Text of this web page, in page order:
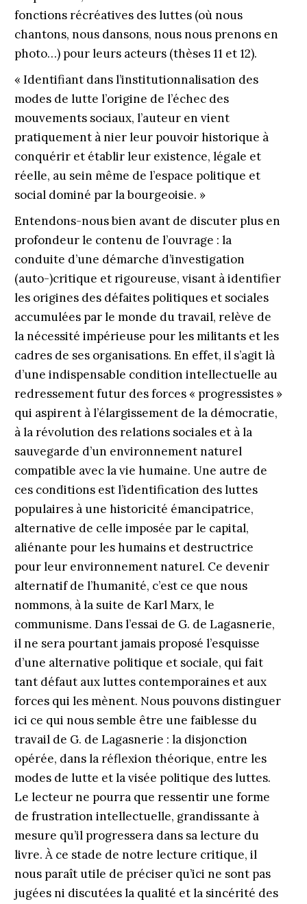
fonctions récréatives des luttes (où nous
chantons, nous dansons, nous nous prenons en
photo…) pour leurs acteurs (thèses 11 et 12).
« Identifiant dans l’institutionnalisation des
modes de lutte l’origine de l’échec des
mouvements sociaux, l’auteur en vient
pratiquement à nier leur pouvoir historique à
conquérir et établir leur existence, légale et
réelle, au sein même de l’espace politique et
social dominé par la bourgeoisie. »
Entendons-nous bien avant de discuter plus en
profondeur le contenu de l’ouvrage : la
conduite d’une démarche d’investigation
(auto-)critique et rigoureuse, visant à identifier
les origines des défaites politiques et sociales
accumulées par le monde du travail, relève de
la nécessité impérieuse pour les militants et les
cadres de ses organisations. En effet, il s’agit là
d’une indispensable condition intellectuelle au
redressement futur des forces « progressistes »
qui aspirent à l’élargissement de la démocratie,
à la révolution des relations sociales et à la
sauvegarde d’un environnement naturel
compatible avec la vie humaine. Une autre de
ces conditions est l’identification des luttes
populaires à une historicité émancipatrice,
alternative de celle imposée par le capital,
aliénante pour les humains et destructrice
pour leur environnement naturel. Ce devenir
alternatif de l’humanité, c’est ce que nous
nommons, à la suite de Karl Marx, le
communisme. Dans l’essai de G. de Lagasnerie,
il ne sera pourtant jamais proposé l’esquisse
d’une alternative politique et sociale, qui fait
tant défaut aux luttes contemporaines et aux
forces qui les mènent. Nous pouvons distinguer
ici ce qui nous semble être une faiblesse du
travail de G. de Lagasnerie : la disjonction
opérée, dans la réflexion théorique, entre les
modes de lutte et la visée politique des luttes.
Le lecteur ne pourra que ressentir une forme
de frustration intellectuelle, grandissante à
mesure qu’il progressera dans sa lecture du
livre. À ce stade de notre lecture critique, il
nous paraît utile de préciser qu’ici ne sont pas
jugées ni discutées la qualité et la sincérité des